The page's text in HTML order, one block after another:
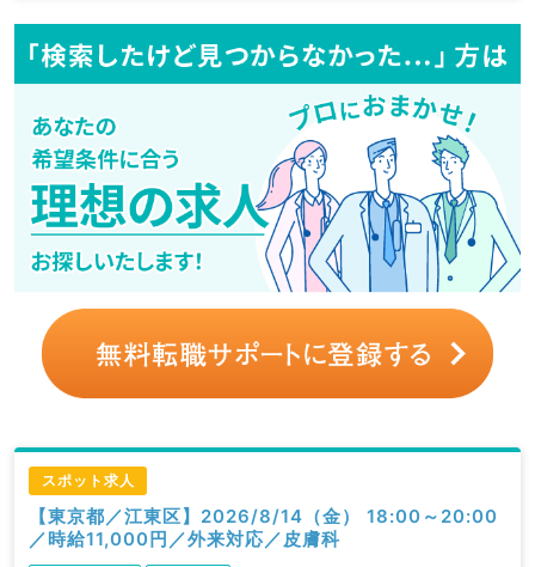
スポット求人
【東京都／江東区】2026/8/14（金） 18:00～20:00
／時給11,000円／外来対応／皮膚科